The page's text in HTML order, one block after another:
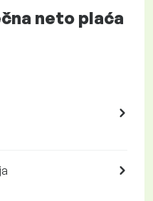
neto plaća